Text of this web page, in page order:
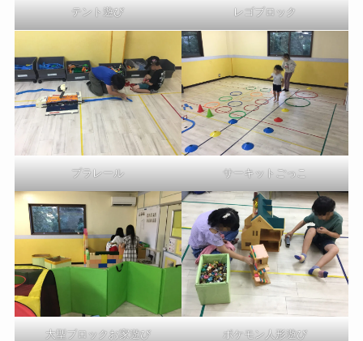
テント遊び レゴブロック
プラレール サーキットごっこ
大型ブロックお家遊び ポケモン人形遊び